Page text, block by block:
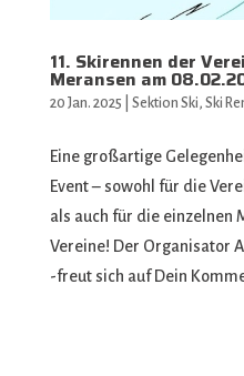
11. Skirennen der
Meransen am
20 Jan. 2025 Sektion Ski, Ski
Eine großartige
Event – sowohl für die
als auch für die einzelnen
Vereine! Der Organisator
-freut sich auf Dein